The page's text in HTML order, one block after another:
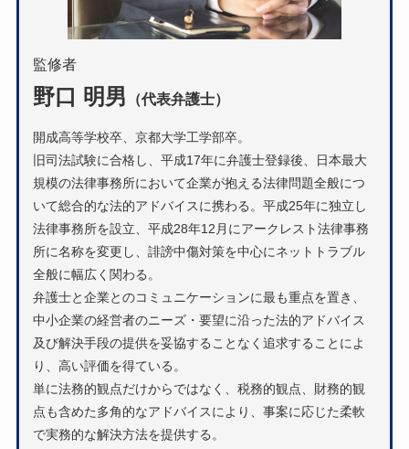
監修者
野口 明男 （代表弁護士）
開成高等学校卒、京都大学工学部卒。
旧司法試験に合格し、平成17年に弁護士登録後、日本最大
規模の法律事務所において企業が抱える法律問題全般につ
いて総合的な法的アドバイスに携わる。平成25年に独立し
法律事務所を設立、平成28年12月にアークレスト法律事務
所に名称を変更し、誹謗中傷対策を中心にネットトラブル
全般に幅広く関わる。
弁護士と企業とのコミュニケーションに最も重点を置き、
中小企業の経営者のニーズ・要望に沿った法的アドバイス
及び解決手段の提供を妥協することなく追求することによ
り、高い評価を得ている。
単に法務的観点だけからではなく、税務的観点、財務的観
点も含めた多角的なアドバイスにより、事案に応じた柔軟
で実務的な解決方法を提供する。